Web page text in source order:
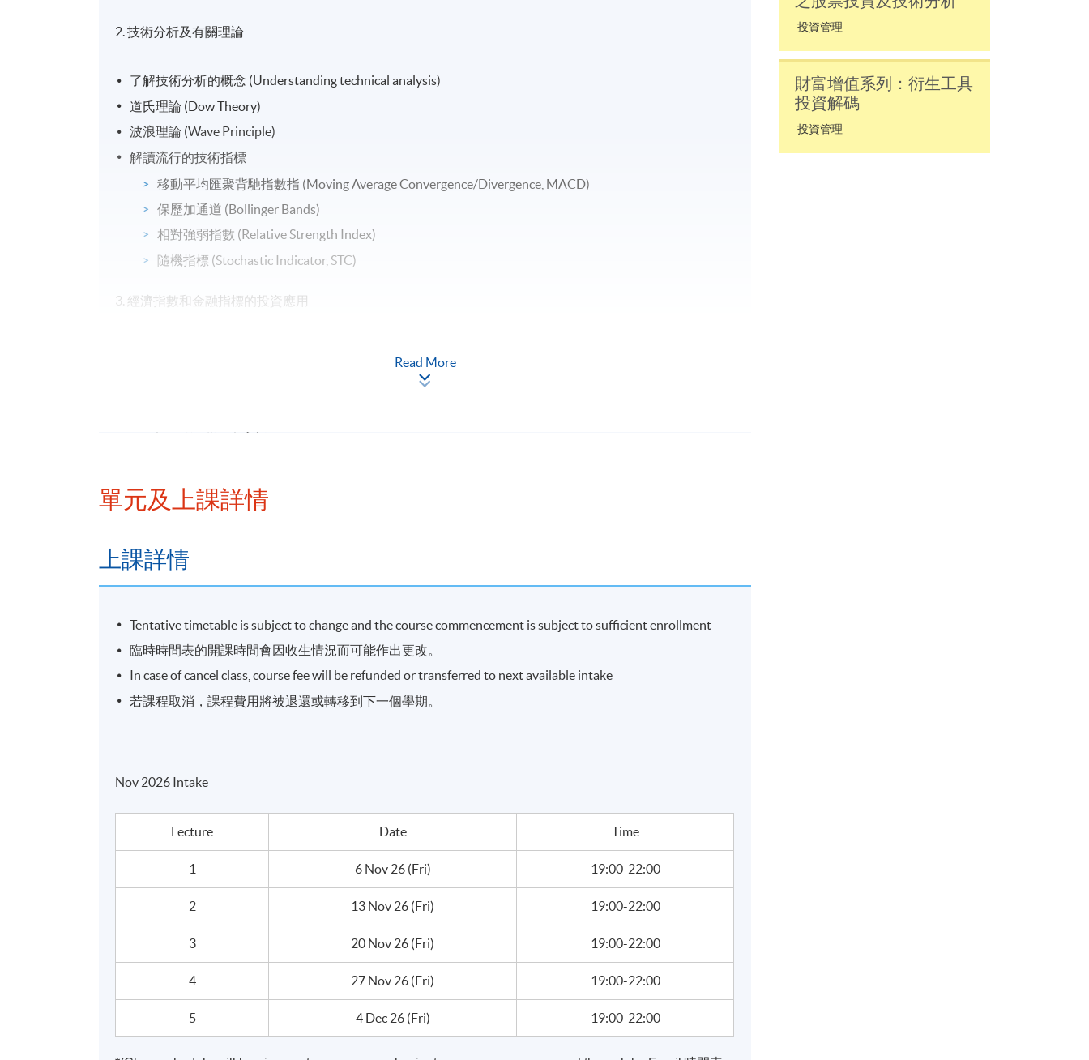
2. 技術分析及有關理論
了解技術分析的概念 (Understanding technical analysis)
道氏理論 (Dow Theory)
波浪理論 (Wave Principle)
解讀流行的技術指標
移動平均匯聚背馳指數指 (Moving Average Convergence/Divergence, MACD)
保歷加通道 (Bollinger Bands)
相對強弱指數 (Relative Strength Index)
隨機指標 (Stochastic Indicator, STC)
3. 經濟指數和金融指標的投資應用
報名代碼
日期 / 時間
逢周五，7:00pm - 10:00pm
修業期
港大保良何鴻燊社區書院
統一教學中心
或其他港島區分校
Read More
單元及上課詳情
上課詳情
Tentative timetable is subject to change and the course commencement is subject to sufficient enrollment
臨時時間表的開課時間會因收生情況而可能作出更改。
In case of cancel class, course fee will be refunded or transferred to next available intake
若課程取消，課程費用將被退還或轉移到下一個學期。
Nov 2026 Intake
Lecture Date Time
1 6 Nov 26 (Fri) 19:00-22:00
2 13 Nov 26 (Fri) 19:00-22:00
3 20 Nov 26 (Fri) 19:00-22:00
4 27 Nov 26 (Fri) 19:00-22:00
5 4 Dec 26 (Fri) 19:00-22:00
投資管理
財富增值系列：衍生工具
投資解碼
投資管理